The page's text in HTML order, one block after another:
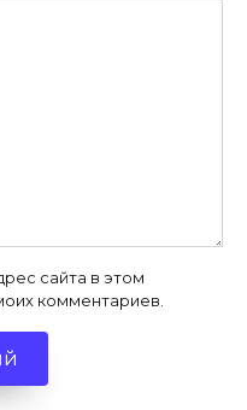
сайта в этом
комментариев.